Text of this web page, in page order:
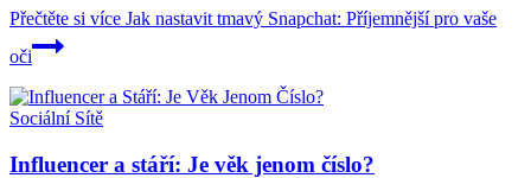
Přečtěte si více Jak nastavit tmavý Snapchat: Příjemnější pro vaše
oči
Sociální Sítě
Influencer a stáří: Je věk jenom číslo?